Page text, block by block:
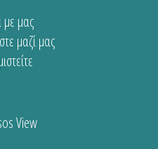
με μας
μαζί μας